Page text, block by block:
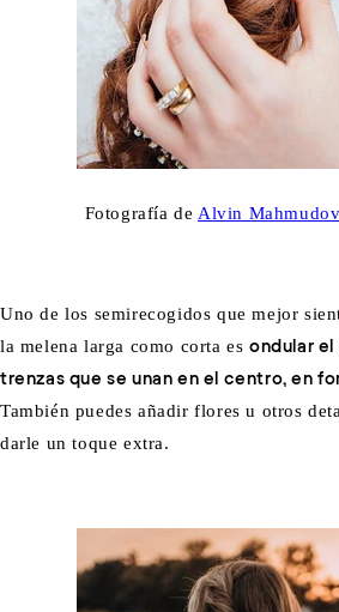
Fotografía de Alvin Mahmudov
Uno de los semirecogidos que mejor
la melena larga como corta esondular
trenzas que se unan en el centro, en
También puedes añadir flores u otros
darle un toque extra.